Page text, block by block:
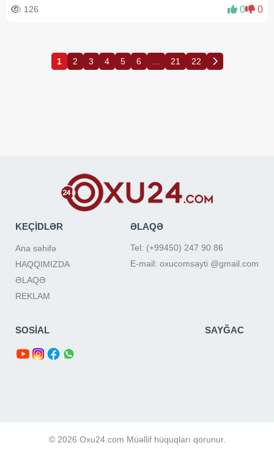
126 0 0
1 2 3 4 5 6 21 22
KEÇİDLƏR
Ana səhifə
HAQQIMIZDA
ƏLAQƏ
REKLAM
ƏLAQƏ
Tel: (+99450) 247 90 86
E-mail: oxucomsayti @gmail.com
SOSİAL SAYĞAC
© 2026 Oxu24.com Müəllif hüquqları qorunur.